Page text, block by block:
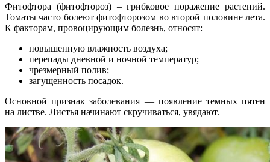
Фитофтора (фитофтороз) – грибковое поражение растений.
Томаты часто болеют фитофторозом во второй половине лета.
К факторам, провоцирующим болезнь, относят:
повышенную влажность воздуха;
перепады дневной и ночной температур;
чрезмерный полив;
загущенность посадок.
Основной признак заболевания — появление темных пятен
на листве. Листья начинают скручиваться, увядают.